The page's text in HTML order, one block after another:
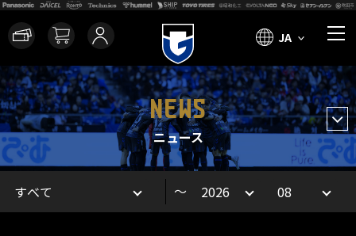
JA
NEWS
ニュース
～